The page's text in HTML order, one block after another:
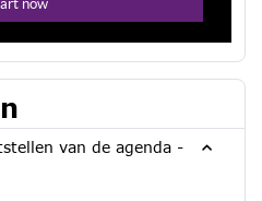
van de agenda -